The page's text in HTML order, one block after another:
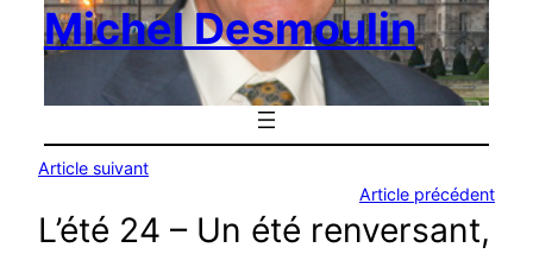
Michel Desmoulin
Article suivant
Article précédent
L’été 24 – Un été renversant,